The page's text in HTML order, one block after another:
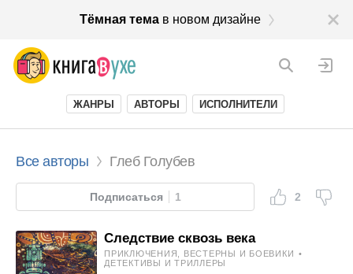
Тёмная темав новом дизайне
ЖАНРЫ АВТОРЫ ИСПОЛНИТЕЛИ
Все авторы Глеб Голубев
Подписаться 1 2
Следствие сквозь века
ПРИКЛЮЧЕНИЯ, ВЕСТЕРНЫ И БОЕВИКИ •
ДЕТЕКТИВЫ И ТРИЛЛЕРЫ